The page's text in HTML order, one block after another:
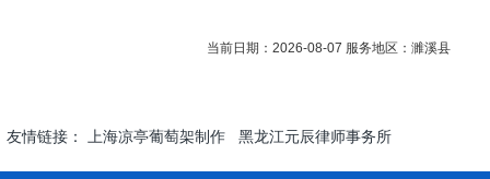
当前日期：2026-08-07 服务地区：濉溪县
友情链接： 上海凉亭葡萄架制作 黑龙江元辰律师事务所